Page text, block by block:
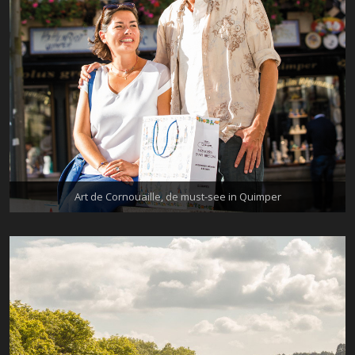
Art de Cornouaille, de must-see in Quimper
Art de Cornouaille, de must-see in Quimper
Profitez de votre séjour à Quimper pour découvrir Art de
Cornouaille Situé face à la cathédrale, le magasin Art de [...]